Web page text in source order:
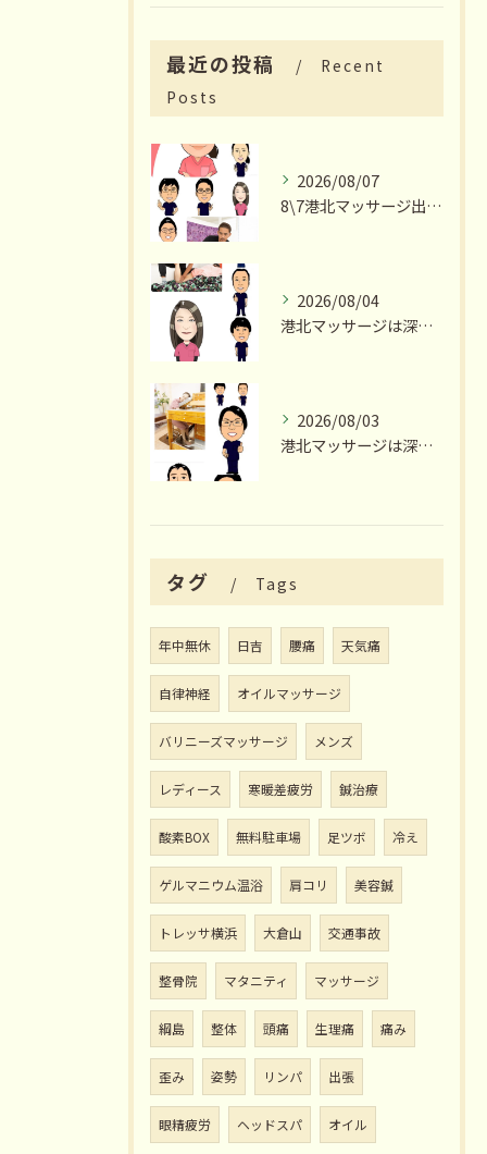
最近の投稿
Recent
Posts
2026/08/07
8\7港北マッサージ出勤スタッフ情報
2026/08/04
港北マッサージは深夜23時まで営業いたします
2026/08/03
港北マッサージは深夜23時まで営業いたします
タグ Tags
年中無休 日吉 腰痛 天気痛
自律神経 オイルマッサージ
バリニーズマッサージ メンズ
レディース 寒暖差疲労 鍼治療
酸素BOX 無料駐車場 足ツボ 冷え
ゲルマニウム温浴 肩コリ 美容鍼
トレッサ横浜 大倉山 交通事故
整骨院 マタニティ マッサージ
綱島 整体 頭痛 生理痛 痛み
歪み 姿勢 リンパ 出張
眼精疲労 ヘッドスパ オイル